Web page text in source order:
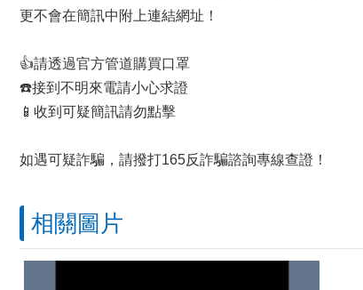
更不會在簡訊中附上連結網址！
👍請透過官方管道購買口罩
☎️接到不明來電請小心求證
📱收到可疑簡訊請勿點擊
如遇可疑詐騙，請撥打165反詐騙諮詢專線查證！
相關圖片